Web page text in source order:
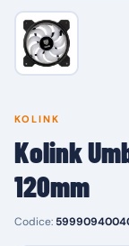
KOLINK
Kolink
120mm
Codice: